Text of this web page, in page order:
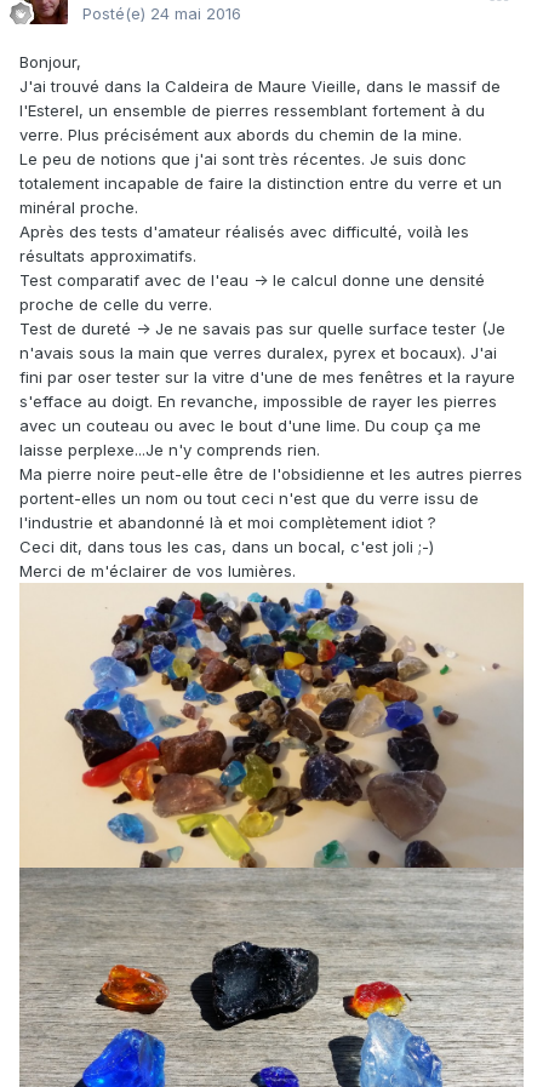
Posté(e) 24 mai 2016
Bonjour,
J'ai trouvé dans la Caldeira de Maure Vieille, dans le massif de
l'Esterel, un ensemble de pierres ressemblant fortement à du
verre. Plus précisément aux abords du chemin de la mine.
Le peu de notions que j'ai sont très récentes. Je suis donc
totalement incapable de faire la distinction entre du verre et un
minéral proche.
Après des tests d'amateur réalisés avec difficulté, voilà les
résultats approximatifs.
Test comparatif avec de l'eau -> le calcul donne une densité
proche de celle du verre.
Test de dureté -> Je ne savais pas sur quelle surface tester (Je
n'avais sous la main que verres duralex, pyrex et bocaux). J'ai
fini par oser tester sur la vitre d'une de mes fenêtres et la rayure
s'efface au doigt. En revanche, impossible de rayer les pierres
avec un couteau ou avec le bout d'une lime. Du coup ça me
laisse perplexe...Je n'y comprends rien.
Ma pierre noire peut-elle être de l'obsidienne et les autres pierres
portent-elles un nom ou tout ceci n'est que du verre issu de
l'industrie et abandonné là et moi complètement idiot ?
Ceci dit, dans tous les cas, dans un bocal, c'est joli ;-)
Merci de m'éclairer de vos lumières.